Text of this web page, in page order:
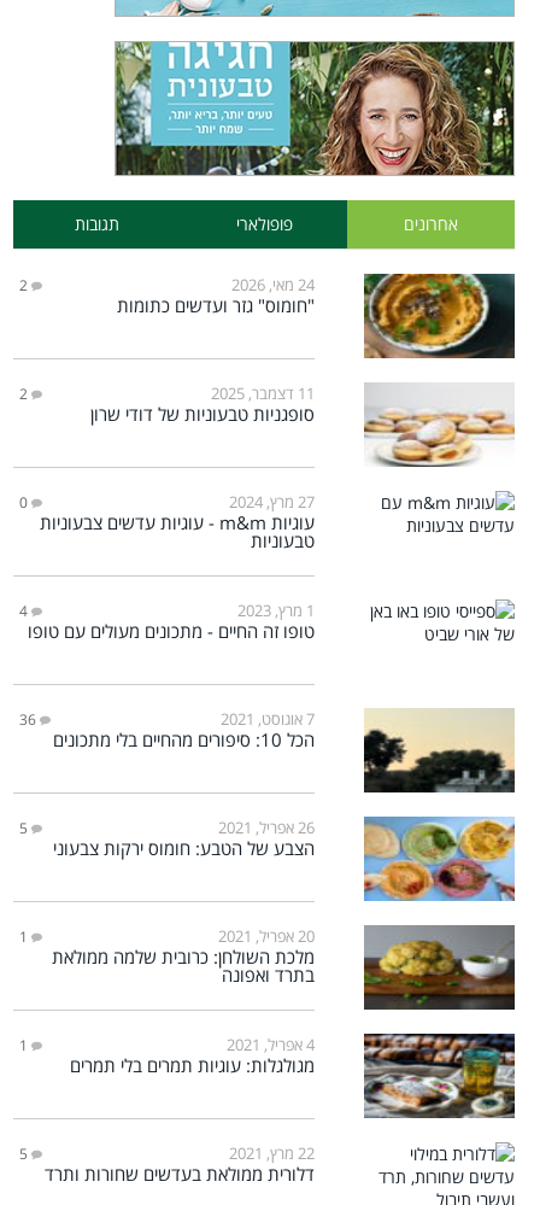
אחרונים פופולארי תגובות
24 מאי, 2026 2
"חומוס" גזר ועדשים כתומות
11 דצמבר, 2025 2
סופגניות טבעוניות של דודי שרון
27 מרץ, 2024 0
עוגיות m&m - עוגיות עדשים צבעוניות
טבעוניות
1 מרץ, 2023 4
טופו זה החיים - מתכונים מעולים עם טופו
7 אוגוסט, 2021 36
הכל 10: סיפורים מהחיים בלי מתכונים
26 אפריל, 2021 5
הצבע של הטבע: חומוס ירקות צבעוני
20 אפריל, 2021 1
מלכת השולחן: כרובית שלמה ממולאת
בתרד ואפונה
4 אפריל, 2021 1
מגולגלות: עוגיות תמרים בלי תמרים
22 מרץ, 2021 5
דלורית ממולאת בעדשים שחורות ותרד